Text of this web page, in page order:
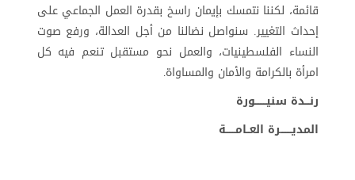
قائمة، لكننا نتمسك بإيمان راسخ بقدرة العمل الجماعي على
إحداث التغيير. سنواصل نضالنا من أجل العدالة، ورفع صوت
النساء الفلسطينيات، والعمل نحو مستقبل تنعم فيه كل
امرأة بالكرامة والأمان والمساواة.
رنـــدة سنيـــــــورة
المديـــــــرة العــامــــــة